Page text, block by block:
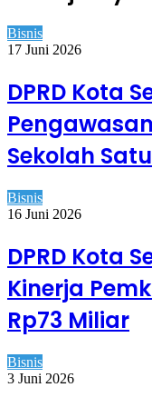
Bisnis
17 Juni 2026
DPRD Kota
Sekolah
Bisnis
16 Juni 2026
DPRD Kota
Kinerja
Rp73 Miliar
Bisnis
3 Juni 2026